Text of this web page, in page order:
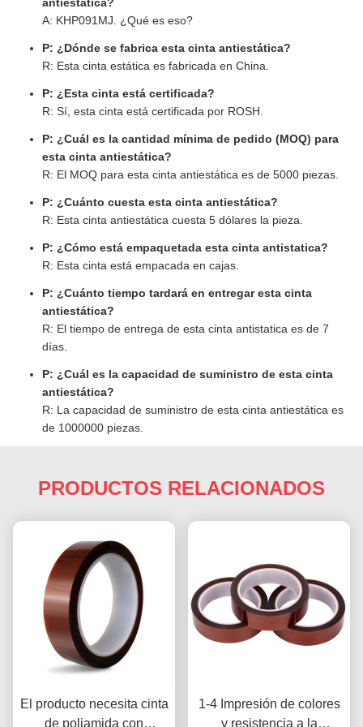
A: KHP091MJ. ¿Qué es eso?
P: ¿Dónde se fabrica esta cinta antiestática?
R: Esta cinta estática es fabricada en China.
P: ¿Esta cinta está certificada?
R: Sí, esta cinta está certificada por ROSH.
P: ¿Cuál es la cantidad mínima de pedido (MOQ) para
esta cinta antiestática?
R: El MOQ para esta cinta antiestática es de 5000 piezas.
P: ¿Cuánto cuesta esta cinta antiestática?
R: Esta cinta antiestática cuesta 5 dólares la pieza.
P: ¿Cómo está empaquetada esta cinta antistatica?
R: Esta cinta está empacada en cajas.
P: ¿Cuánto tiempo tardará en entregar esta cinta
antiestática?
R: El tiempo de entrega de esta cinta antistatica es de 7
días.
P: ¿Cuál es la capacidad de suministro de esta cinta
antiestática?
R: La capacidad de suministro de esta cinta antiestática es
de 1000000 piezas.
PRODUCTOS RELACIONADOS
El producto necesita cinta
de poliamida con
1-4 Impresión de colores
y resistencia a la